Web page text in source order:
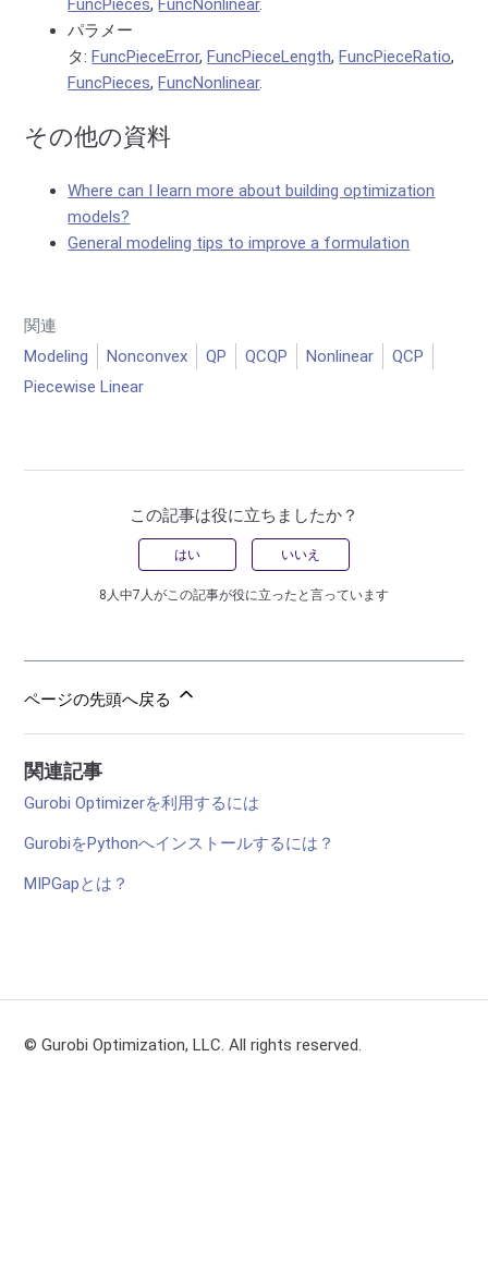
FuncPieces, FuncNonlinear.
パラメー
タ:FuncPieceError,FuncPieceLength,FuncPieceRatio,
FuncPieces,FuncNonlinear.
その他の資料
Where can I learn more about building optimization
models?
General modeling tips to improve a formulation
関連
Modeling
Nonconvex QP QCQP Nonlinear
QCP
Piecewise Linear
この記事は役に立ちましたか？
はい いいえ
8人中7人がこの記事が役に立ったと言っています
ページの先頭へ戻る
関連記事
Gurobi Optimizerを利用するには
GurobiをPythonへインストールするには？
MIPGapとは？
© Gurobi Optimization, LLC. All rights reserved.